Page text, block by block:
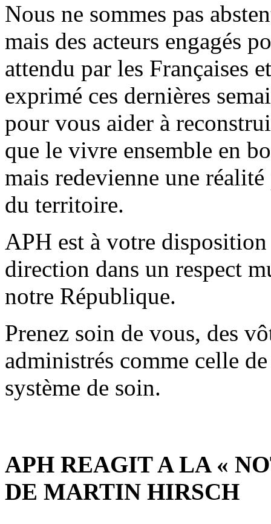
Nous ne sommes pas
mais des acteurs engagés
attendu par les Françaises
exprimé ces dernières
pour vous aider à
que le vivre ensemble en
mais redevienne une
du territoire.
APH est à votre
direction dans un respect
notre République.
Prenez soin de vous, des
administrés comme celle
système de soin.
APH REAGIT A LA «
DE MARTIN HIRSCH